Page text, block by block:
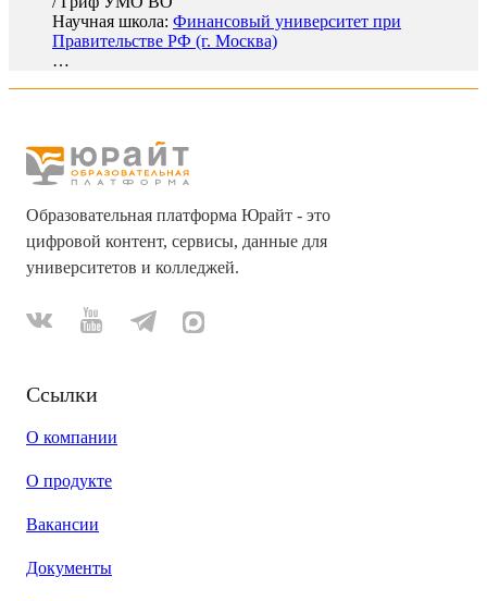
Научная школа: Финансовый университет при
Правительстве РФ (г. Москва)
…
Образовательная платформа Юрайт - это
цифровой контент, сервисы, данные для
университетов и колледжей.
Ссылки
О компании
О продукте
Вакансии
Документы